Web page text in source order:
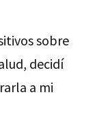
sobre
decidí
a mi